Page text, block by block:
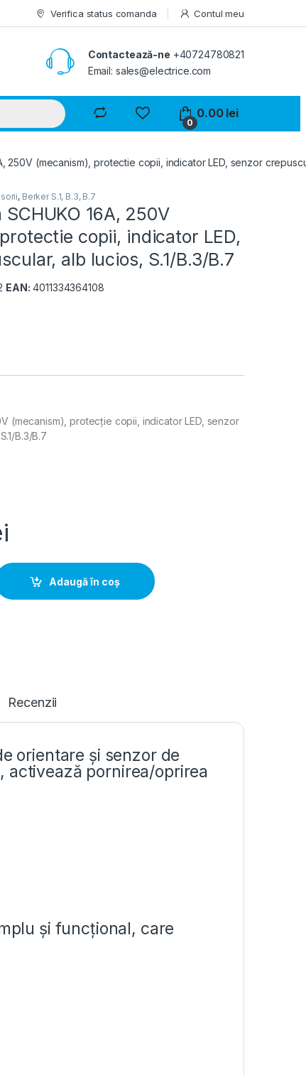
Verifica status comanda Contul meu
Contactează-ne +40724780821
Email: sales@electrice.com
0
0.00 lei
250V (mecanism), protectie copii, indicator LED, senzor
, Berker S.1, B.3, B.7
16A, 250V
copii, indicator LED,
alb lucios, S.1/B.3/B.7
EAN: 4011334364108
(mecanism), protecție copii, indicator LED, senzor
B.3/B.7
16A, 250V (mecanism), protectie copii, indicator LED,
Adaugă în coș
Recenzii
orientare și senzor de
activează pornirea/oprirea
și funcțional, care